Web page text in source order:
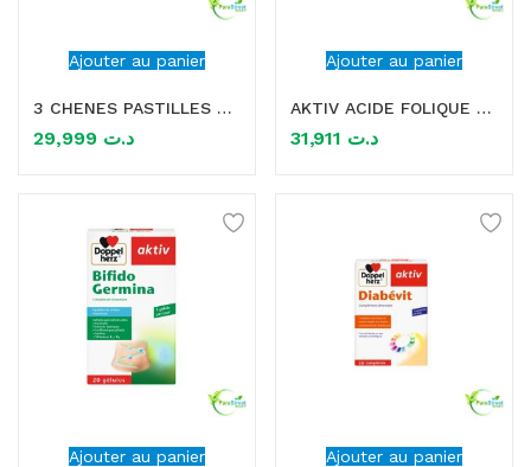
Ajouter au panier
3 CHENES PASTILLES A LA PROPOLIS 40 PASTILLES
د.ت
Ajouter au panier
AKTIV ACIDE FOLIQUE VITAMINES B+C+E 30 COMPRIMES
د.ت
Ajouter au panier Ajouter au panier